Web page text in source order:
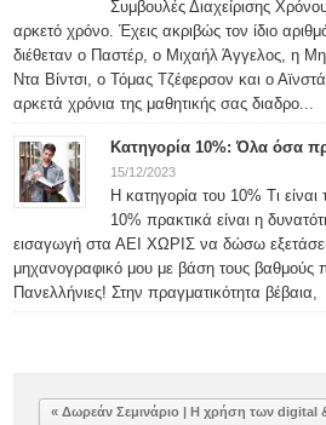
Συμβουλές Διαχείρισης
αρκετό χρόνο. Έχεις ακριβώς τον ίδιο
διέθεταν ο Παστέρ, ο Μιχαήλ Άγγελος, η
Ντα Βίντσι, ο Τόμας Τζέφερσον και ο
αρκετά χρόνια της μαθητικής σας διαδρο...
Κατηγορία 10%: Όλα όσα
15/12/2023
Η κατηγορία του 10% Τι
10% πρακτικά είναι η
εισαγωγή στα ΑΕΙ ΧΩΡΙΣ να δώσω
μηχανογραφικό μου με βάση τους
Πανελλήνιες! Στην πραγματικότητα
« Δωρεάν Σεμινάριο | Η χρήση των digital